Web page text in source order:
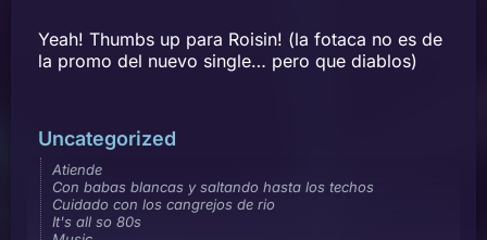
Yeah! Thumbs up para Roisin! (la fotaca no es de
la promo del nuevo single… pero que diablos)
Uncategorized
Atiende
Con babas blancas y saltando hasta los techos
Cuidado con los cangrejos de rio
It's all so 80s